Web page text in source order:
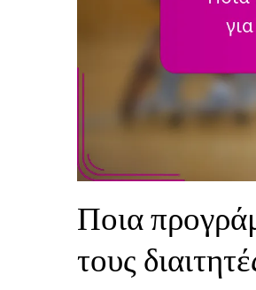
Ποια
τους